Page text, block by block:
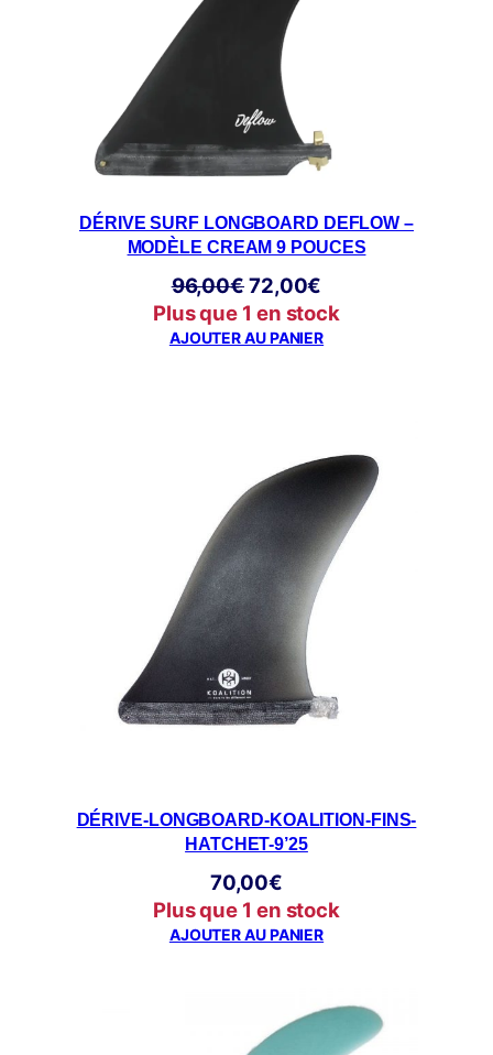
DÉRIVE SURF LONGBOARD DEFLOW –
MODÈLE CREAM 9 POUCES
96,00€Le
prix
initial
72,00€
prix
actuel
Plus que 1 en stock
AJOUTER AU PANIER
DÉRIVE-LONGBOARD-KOALITION-FINS-
HATCHET-9’25
70,00€
Plus que 1 en stock
AJOUTER AU PANIER